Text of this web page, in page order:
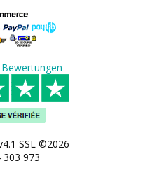
Bewertungen
SSL ©2026
303 973